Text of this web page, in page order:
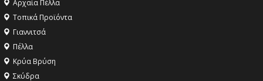
Αρχαία Πέλλα
Τοπικά Προϊόντα
Γιαννιτσά
Πέλλα
Κρύα Βρύση
Σκύδρα